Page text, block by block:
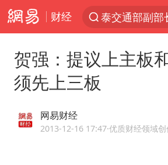
财经
夜幕落下 运
贺强：提议上主板
须先上三板
网易财经
2013-12-16 17:47·优质财经领域